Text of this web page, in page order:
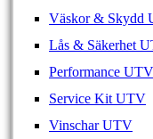
Väskor & Skydd
Lås & Säkerhet
Performance UTV
Service Kit UTV
Vinschar UTV